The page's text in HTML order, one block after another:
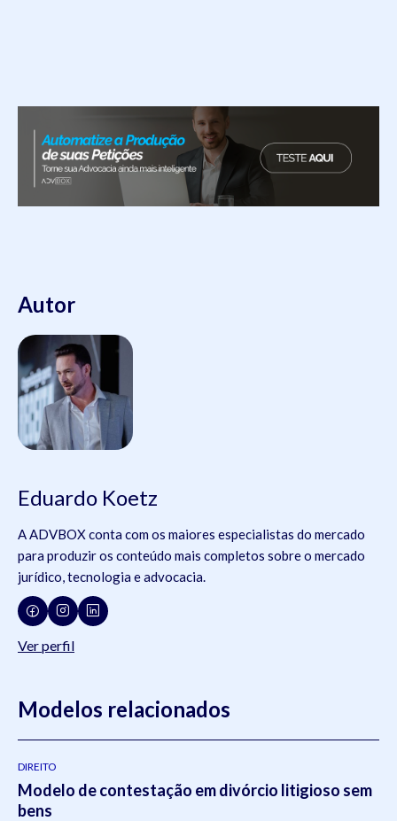
Autor
Eduardo Koetz
A ADVBOX conta com os maiores especialistas do mercado
para produzir os conteúdo mais completos sobre o mercado
jurídico, tecnologia e advocacia.
Ver perfil
Modelos relacionados
DIREITO
Modelo de contestação em divórcio litigioso sem
bens